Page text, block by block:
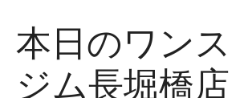
本日のワンス
ジム長堀橋店